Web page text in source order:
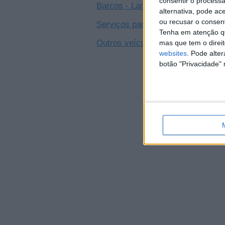
alternativa, pode
ou recusar o
Tenha em atenção
mas que tem o
websites . Pode
botão "Privacidade"
Barcos - Lanchas
Serviços para Carros 0
Outros veículos 1